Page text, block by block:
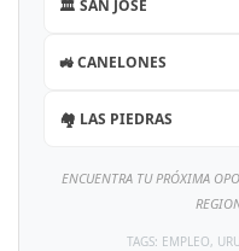
🏛️ SAN JOSÉ
🚜 CANELONES
🏘️ LAS PIEDRAS
ENCUENTRA TU PRÓXIMA
TAGS: EMPLEO,